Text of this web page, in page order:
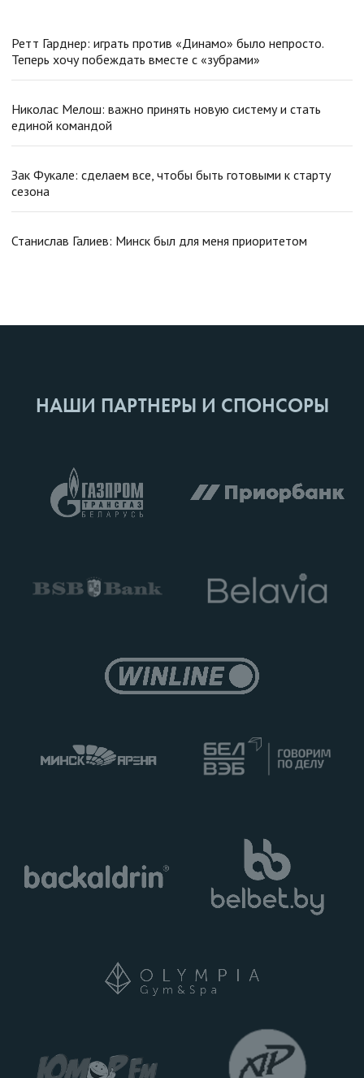
Ретт Гарднер: играть против «Динамо» было непросто.
Теперь хочу побеждать вместе с «зубрами»
Николас Мелош: важно принять новую систему и стать
единой командой
Зак Фукале: сделаем все, чтобы быть готовыми к старту
сезона
Станислав Галиев: Минск был для меня приоритетом
НАШИ ПАРТНЕРЫ И СПОНСОРЫ